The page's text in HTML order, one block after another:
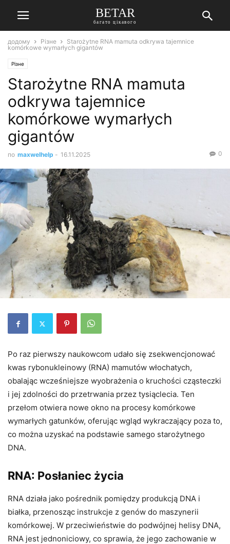
BETAR
багато цікавого
додому Різне
Starożytne RNA mamuta odkrywa tajemnice
komórkowe wymarłych gigantów
Різне
Starożytne RNA mamuta
odkrywa tajemnice
komórkowe wymarłych
gigantów
по maxwelhelp - 16.11.2025 0
Po raz pierwszy naukowcom udało się zsekwencjonować
kwas rybonukleinowy (RNA) mamutów włochatych,
obalając wcześniejsze wyobrażenia o kruchości cząsteczki
i jej zdolności do przetrwania przez tysiąclecia. Ten
przełom otwiera nowe okno na procesy komórkowe
wymarłych gatunków, oferując wgląd wykraczający poza to,
co można uzyskać na podstawie samego starożytnego
DNA.
RNA: Posłaniec życia
RNA działa jako pośrednik pomiędzy produkcją DNA i
białka, przenosząc instrukcje z genów do maszynerii
komórkowej. W przeciwieństwie do podwójnej helisy DNA,
RNA jest jednoniciowy, co sprawia, że ​​jego zachowanie w